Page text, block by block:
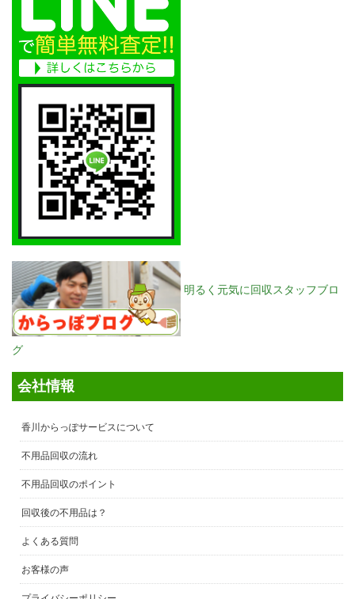
明るく元気に回収スタッフブロ
グ
会社情報
香川からっぽサービスについて
不用品回収の流れ
不用品回収のポイント
回収後の不用品は？
よくある質問
お客様の声